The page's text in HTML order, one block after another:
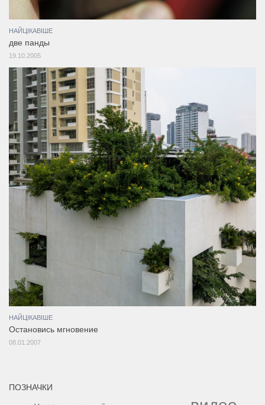
НАЙЦІКАВІШЕ
две панды
19.10.2005
НАЙЦІКАВІШЕ
Остановись мгновение
08.01.2007
ПОЗНАЧКИ